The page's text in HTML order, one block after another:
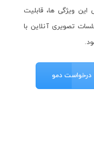
این ویژگی ها، قابلیت
تصویری آنلاین با
درخواست دمو